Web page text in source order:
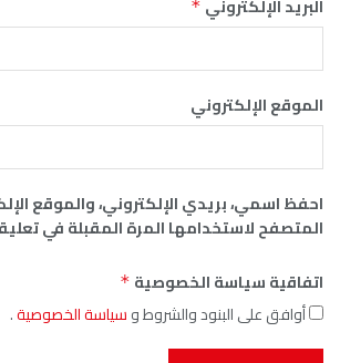
البريد الإلكتروني *
الموقع الإلكتروني
احفظ اسمي، بريدي الإلكتروني، والموقع
المتصفح لاستخدامها المرة المقبلة في
اتفاقية سياسة الخصوصية *
أوافق على البنود والشروط وسياسة الخصوصية.